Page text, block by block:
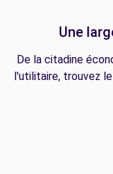
Une
De la citadine
l'utilitaire, trouvez